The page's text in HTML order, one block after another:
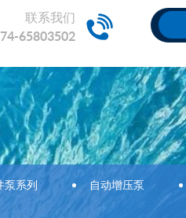
联系我们
65803502
泵系列 自动增压泵